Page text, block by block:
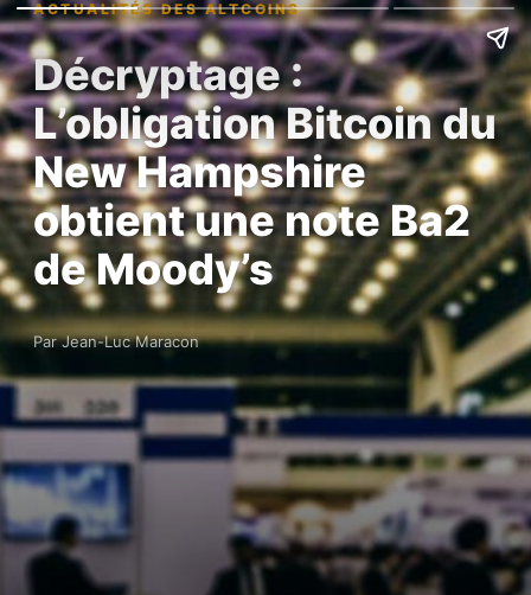
ACTUALITÉS DES ALTCOINS
Décryptage :
L’obligation Bitcoin du
New Hampshire
obtient une note Ba2
de Moody’s
Par Jean-Luc Maracon